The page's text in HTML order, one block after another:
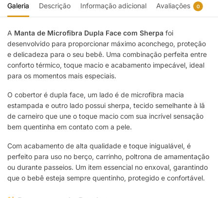
Galeria Descrição Informação adicional Avaliações 0
A Manta de Microfibra Dupla Face com Sherpa foi
desenvolvido para proporcionar máximo aconchego, proteção
e delicadeza para o seu bebê. Uma combinação perfeita entre
conforto térmico, toque macio e acabamento impecável, ideal
para os momentos mais especiais.
O cobertor é dupla face, um lado é de microfibra macia
estampada e outro lado possui sherpa, tecido semelhante à lã
de carneiro que une o toque macio com sua incrível sensação
bem quentinha em contato com a pele.
Com acabamento de alta qualidade e toque inigualável, é
perfeito para uso no berço, carrinho, poltrona de amamentação
ou durante passeios. Um item essencial no enxoval, garantindo
que o bebê esteja sempre quentinho, protegido e confortável.